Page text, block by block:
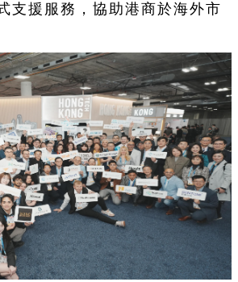
支援服務，協助港商於海外市